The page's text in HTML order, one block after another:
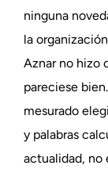
ninguna
la
Aznar no hizo
pareciese
mesurado
y palabras
actualidad, no